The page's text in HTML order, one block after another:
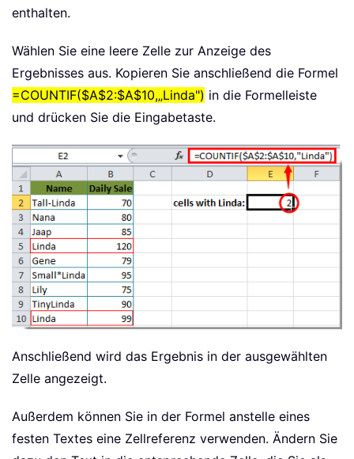
enthalten.
Wählen Sie eine leere Zelle zur Anzeige des
Ergebnisses aus. Kopieren Sie anschließend die Formel
=COUNTIF($A$2:$A$10,„Linda") in die Formelleiste
und drücken Sie die Eingabetaste.
Anschließend wird das Ergebnis in der ausgewählten
Zelle angezeigt.
Außerdem können Sie in der Formel anstelle eines
festen Textes eine Zellreferenz verwenden. Ändern Sie